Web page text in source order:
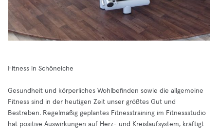
Fitness in Schöneiche
Gesundheit und körperliches Wohlbefinden sowie die allgemeine
Fitness sind in der heutigen Zeit unser größtes Gut und
Bestreben. Regelmäßig geplantes Fitnesstraining im Fitnessstudio
hat positive Auswirkungen auf Herz- und Kreislaufsystem, kräftigt